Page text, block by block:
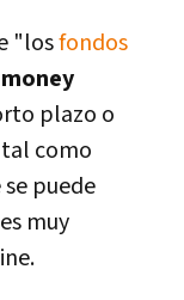
"losfondos
money
plazo o
tal como
puede
muy